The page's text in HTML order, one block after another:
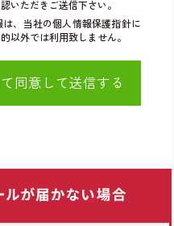
いただきご送信下さい。
、当社の個人情報保護指針に
以外では利用致しません。